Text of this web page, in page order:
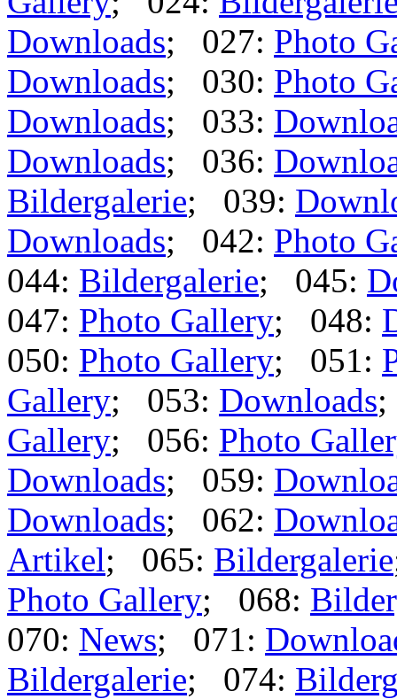
Downloads; 027: Photo
Downloads; 030: Photo
Downloads; 033:
Downloads; 036:
Bildergalerie; 039:
Downloads; 042: Photo
044: Bildergalerie; 045:
047: Photo Gallery; 048:
050: Photo Gallery; 051:
Gallery; 053: Downloads
Gallery; 056: Photo
Downloads; 059:
Downloads; 062:
Artikel; 065: Bildergalerie
Photo Gallery; 068:
070: News; 071:
Bildergalerie; 074: